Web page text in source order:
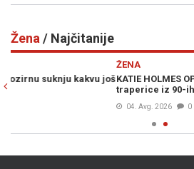
Žena/ Najčitanije
KATIE HOLMES OPET IZNENADILA:
traperice iz 90-ih i balerinke koje će se